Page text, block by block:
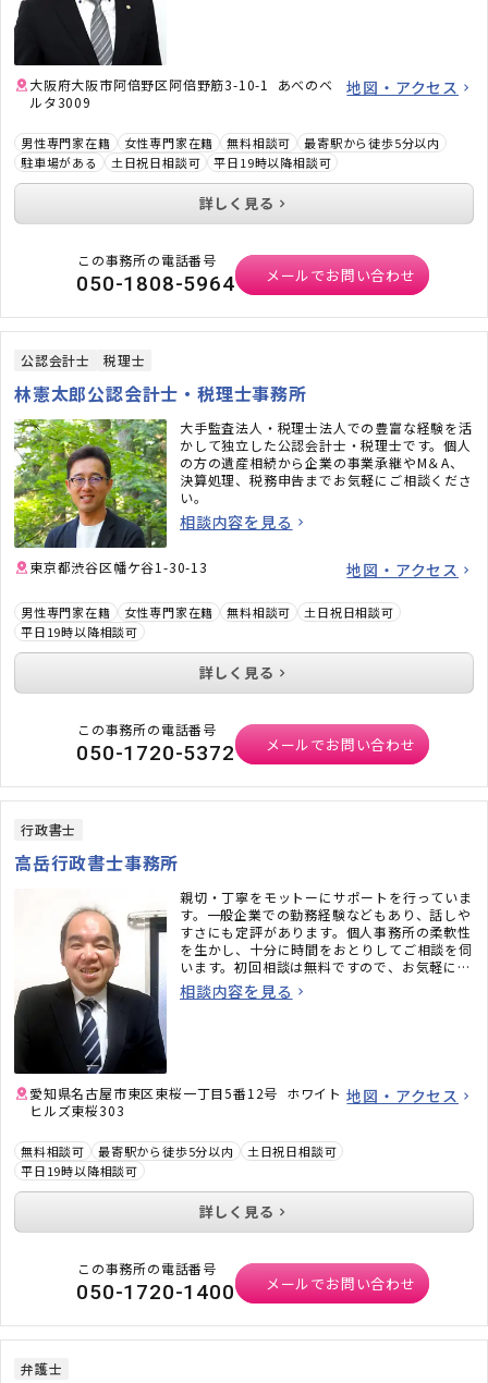
大阪府大阪市阿倍野区阿倍野筋3-10-1 あべのベ
ルタ3009
地図・アクセス
男性専門家在籍 女性専門家在籍 無料相談可
最寄駅から徒歩5分以内
駐車場がある
土日祝日相談可 平日19時以降相談可
詳しく見る
この事務所の電話番号
050-1808-5964 メールでお問い合わせ
公認会計士 税理士
林憲太郎公認会計士・税理士事務所
大手監査法人・税理士法人での豊富な経験を活
かして独立した公認会計士・税理士です。個人
の方の遺産相続から企業の事業承継やM＆A、
決算処理、税務申告までお気軽にご相談くださ
い。
相談内容を見る
東京都渋谷区幡ケ谷1-30-13 地図・アクセス
男性専門家在籍 女性専門家在籍 無料相談可
土日祝日相談可
平日19時以降相談可
詳しく見る
この事務所の電話番号
050-1720-5372 メールでお問い合わせ
行政書士
高岳行政書士事務所
親切・丁寧をモットーにサポートを行っていま
す。一般企業での勤務経験などもあり、話しや
すさにも定評があります。個人事務所の柔軟性
を生かし、十分に時間をおとりしてご相談を伺
います。初回相談は無料ですので、お気軽にご
相談ください。
相談内容を見る
愛知県名古屋市東区東桜一丁目5番12号 ホワイト
ヒルズ東桜303
地図・アクセス
無料相談可 最寄駅から徒歩5分以内
土日祝日相談可
平日19時以降相談可
詳しく見る
この事務所の電話番号
050-1720-1400 メールでお問い合わせ
弁護士